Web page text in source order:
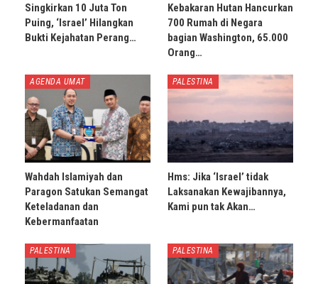
Singkirkan 10 Juta Ton
Puing, ‘Israel’ Hilangkan
Bukti Kejahatan Perang…
Kebakaran Hutan Hancurkan
700 Rumah di Negara
bagian Washington, 65.000
Orang…
AGENDA UMAT
Wahdah Islamiyah dan
Paragon Satukan Semangat
Keteladanan dan
Kebermanfaatan
PALESTINA
Hms: Jika ‘Israel’ tidak
Laksanakan Kewajibannya,
Kami pun tak Akan…
PALESTINA PALESTINA